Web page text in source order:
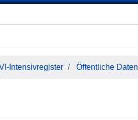
Intensivregister Öffentliche Daten